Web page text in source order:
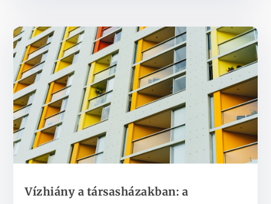
Vízhiány a társasházakban: a